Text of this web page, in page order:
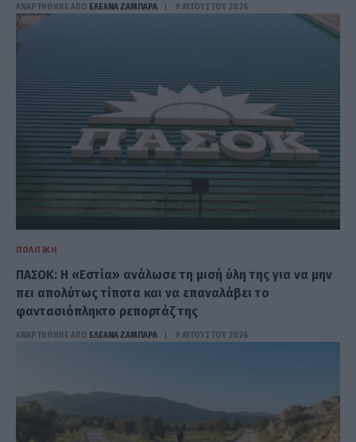
ΑΝΑΡΤΗΘΗΚΕ ΑΠΟ ΕΛΕΑΝΑ ΖΑΜΠΑΡΑ 9 ΑΥΓΟΎΣΤΟΥ 2026
ΠΟΛΙΤΙΚΉ
ΠΑΣΟΚ: Η «Εστία» ανάλωσε τη μισή ύλη της για να μην
πει απολύτως τίποτα και να επαναλάβει το
φαντασιόπληκτο ρεπορτάζ της
ΑΝΑΡΤΗΘΗΚΕ ΑΠΟ ΕΛΕΑΝΑ ΖΑΜΠΑΡΑ 9 ΑΥΓΟΎΣΤΟΥ 2026